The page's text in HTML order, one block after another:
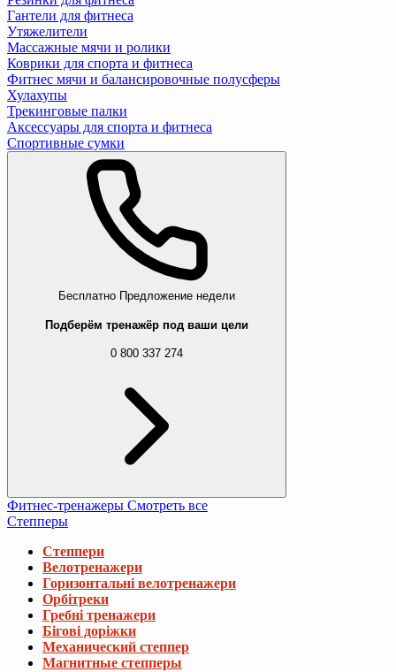
Гантели для фитнеса
Утяжелители
Массажные мячи и ролики
Коврики для спорта и фитнеса
Фитнес мячи и балансировочные полусферы
Хулахупы
Трекинговые палки
Аксессуары для спорта и фитнеса
Спортивные сумки
Бесплатно Предложение недели
Подберём тренажёр под ваши цели
0 800 337 274
Фитнес-тренажеры Смотреть все
Степперы
Степпери
Велотренажери
Горизонтальні велотренажери
Орбітреки
Гребні тренажери
Бігові доріжки
Механический степпер
Магнитные степперы